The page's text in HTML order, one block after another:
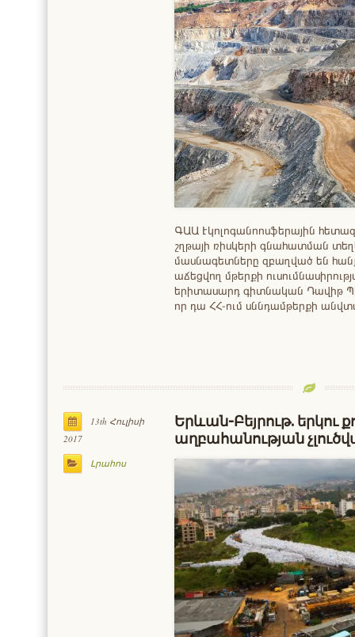
ԳԱԱ Էկոլոգանոոսֆերային
շղթայի ռիսկերի գնահատման
մասնագետները զբաղված են
աճեցվող մթերքի
երիտասարդ գիտնական Դավիթ
որ դա ՀՀ-ում սննդամթերքի
13th Հուլիսի
2017
Լրահոս
Երևան-Բեյրութ. երկու
աղբահանության